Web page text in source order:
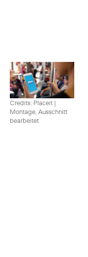
Credits: Placeit |
Montage, Ausschnitt
bearbeitet